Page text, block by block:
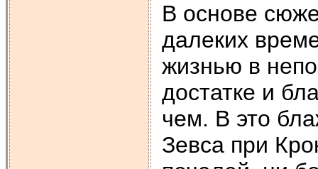
В основе
далеких
жизнью в
достатке и
чем. В это
Зевса при